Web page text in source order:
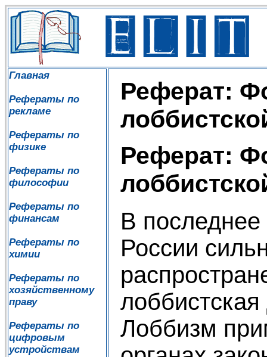
Главная
Рефераты по
рекламе
Рефераты по
физике
Рефераты по
философии
Рефераты по
финансам
Рефераты по
химии
Рефераты по
хозяйственному
праву
Рефераты по
цифровым
устройствам
Реферат:
Реферат:
В последнее
России
Лоббизм